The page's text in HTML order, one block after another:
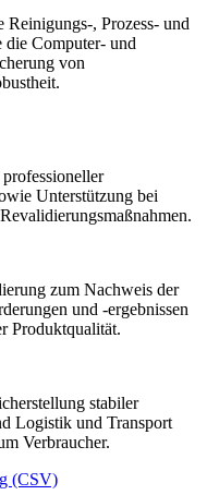
, Prozess- und
Computer- und
von
Unterstützung bei
zum Nachweis der
und -ergebnissen
Produktqualität.
stabiler
Logistik und Transport
Verbraucher.
(CSV)